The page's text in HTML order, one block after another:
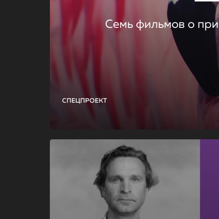
СПЕЦПРОЕКТ
Семь фильмов о